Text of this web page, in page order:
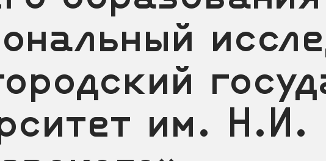
им. Н.И.